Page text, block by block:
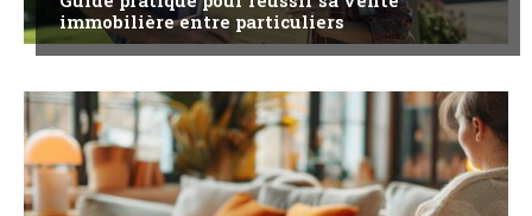
immobilière entre particuliers